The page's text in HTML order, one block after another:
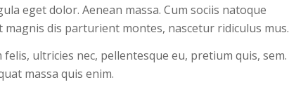
eget dolor. Aenean massa. Cum sociis natoque
magnis dis parturient montes, nascetur ridiculus mus.
felis, ultricies nec, pellentesque eu, pretium quis, sem.
massa quis enim.